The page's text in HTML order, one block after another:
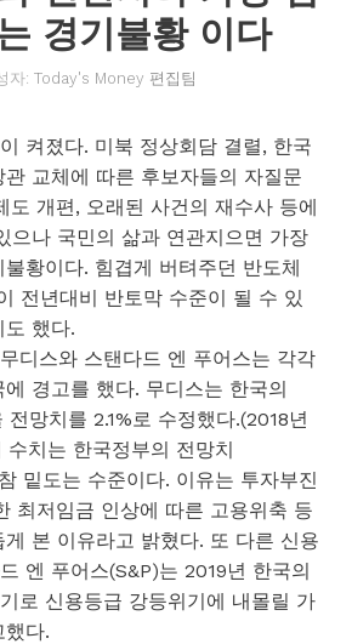
경기불황 이다
자: Today's Money 편집팀
켜졌다. 미북 정상회담 결렬, 한국
교체에 따른 후보자들의 자질문
도 개편, 오래된 사건의 재수사 등에
으나 국민의 삶과 연관지으면 가장
황이다. 힘겹게 버텨주던 반도체
전년대비 반토막 수준이 될 수 있
도 했다.
디스와 스탠다드 엔 푸어스는 각각
경고를 했다. 무디스는 한국의
망치를 2.1%로 수정했다.(2018년
수치는 한국정부의 전망치
밑도는 수준이다. 이유는 투자부진
최저임금 인상에 따른 고용위축 등
본 이유라고 밝혔다. 또 다른 신용
엔 푸어스(S&P)는 2019년 한국의
로 신용등급 강등위기에 내몰릴 가
했다.